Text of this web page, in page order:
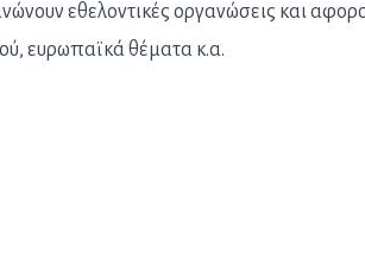
εθελοντικές οργανώσεις και
ευρωπαϊκά θέματα κ.α.